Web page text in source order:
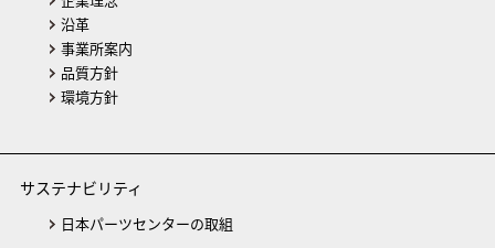
沿革
事業所案内
品質方針
環境方針
サステナビリティ
日本パーツセンターの取組